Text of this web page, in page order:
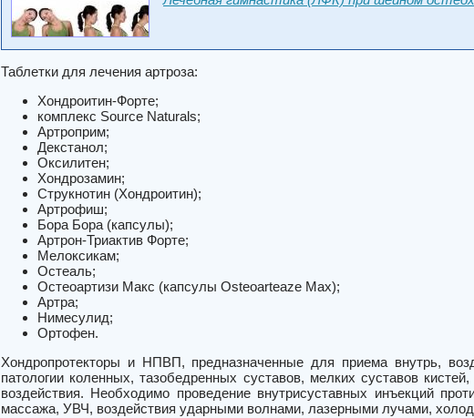
Таблетки для лечения артроза:
Хондроитин-Форте;
комплекс Source Naturals;
Артроприм;
Декстанол;
Оксилитен;
Хондрозамин;
Струкнотин (Хондроитин);
Артрофиш;
Бора Бора (капсулы);
Артрон-Триактив Форте;
Мелоксикам;
Остеаль;
Остеоартизи Макс (капсулы Osteoarteaze Max);
Артра;
Нимесулид;
Ортофен.
Хондропротекторы и НПВП, предназначенные для приема внутрь,
патологии коленных, тазобедренных суставов, мелких суставов
воздействия. Необходимо проведение внутрисуставных инъекций
массажа, УВЧ, воздействия ударными волнами, лазерными лучами,